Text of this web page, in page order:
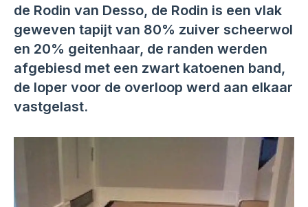
de Rodin van Desso, de Rodin is een vlak
geweven tapijt van 80% zuiver scheerwol
en 20% geitenhaar, de randen werden
afgebiesd met een zwart katoenen band,
de loper voor de overloop werd aan elkaar
vastgelast.